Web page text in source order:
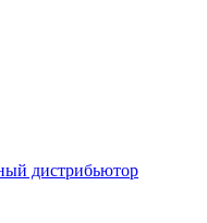
дистрибьютор